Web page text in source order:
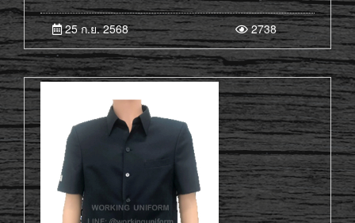
25 ก.ย. 2568 2738